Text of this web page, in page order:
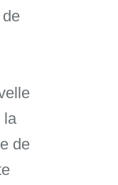
la
de